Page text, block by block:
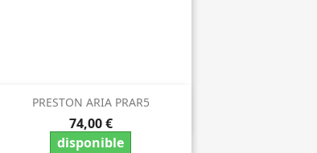
PRESTON ARIA PRAR5
74,00 €
disponible
 Vista rápida